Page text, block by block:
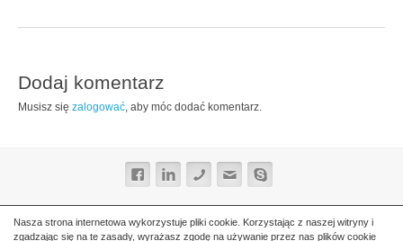
Nasza strona internetowa wykorzystuje pliki cookie. Korzystając z naszej witryny i
zgadzając się na te zasady, wyrażasz zgodę na używanie przez nas plików cookie
Dodaj komentarz
Musisz się zalogować, aby móc dodać komentarz.